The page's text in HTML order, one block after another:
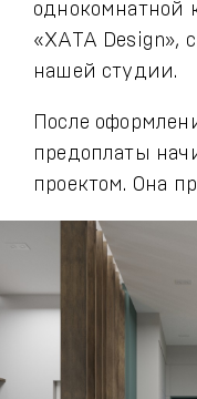
однокомнатной
«ХАТА Design»,
нашей студии.
После
предоплаты
проектом. Она